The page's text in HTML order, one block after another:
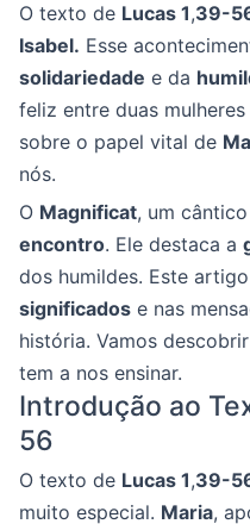
O texto de Lucas 1,39-
Isabel. Esse
solidariedade e da
feliz entre duas
sobre o papel vital de
nós.
O Magnificat, um
encontro. Ele destaca a
dos humildes. Este
significados e nas
história. Vamos
tem a nos ensinar.
Introdução ao
56
O texto de Lucas 1,39-
muito especial. Maria,